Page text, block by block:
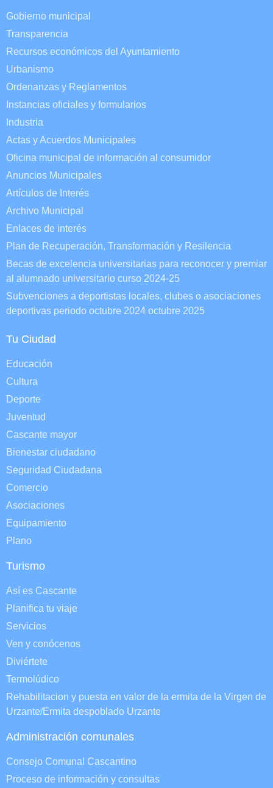
Gobierno municipal
Transparencia
Recursos económicos del Ayuntamiento
Urbanismo
Ordenanzas y Reglamentos
Instancias oficiales y formularios
Industria
Actas y Acuerdos Municipales
Oficina municipal de información al consumidor
Anuncios Municipales
Artículos de Interés
Archivo Municipal
Enlaces de interés
Plan de Recuperación, Transformación y Resilencia
Becas de excelencia universitarias para reconocer y premiar
al alumnado universitario curso 2024-25
Subvenciones a deportistas locales, clubes o asociaciones
deportivas periodo octubre 2024 octubre 2025
Tu Ciudad
Educación
Cultura
Deporte
Juventud
Cascante mayor
Bienestar ciudadano
Seguridad Ciudadana
Comercio
Asociaciones
Equipamiento
Plano
Turismo
Así es Cascante
Planifica tu viaje
Servicios
Ven y conócenos
Diviértete
Termolúdico
Rehabilitacion y puesta en valor de la ermita de la Virgen de
Urzante/Ermita despoblado Urzante
Administración comunales
Consejo Comunal Cascantino
Proceso de información y consultas